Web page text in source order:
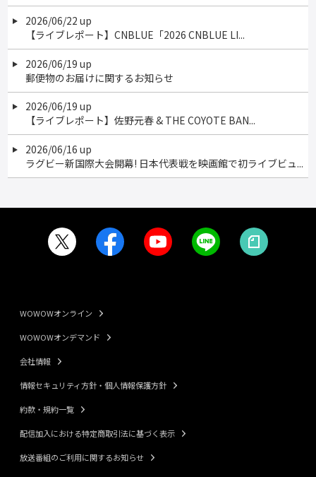
2026/06/22 up
【ライブレポート】CNBLUE「2026 CNBLUE LI...
2026/06/19 up
郵便物のお届けに関するお知らせ
2026/06/19 up
【ライブレポート】佐野元春 & THE COYOTE BAN...
2026/06/16 up
ラグビー新国際大会開幕! 日本代表戦を映画館で初ライブビュ...
WOWOWオンライン
WOWOWオンデマンド
会社情報
情報セキュリティ方針・個人情報保護方針
約款・規約一覧
配信加入における特定商取引法に基づく表示
放送番組のご利用に関するお知らせ